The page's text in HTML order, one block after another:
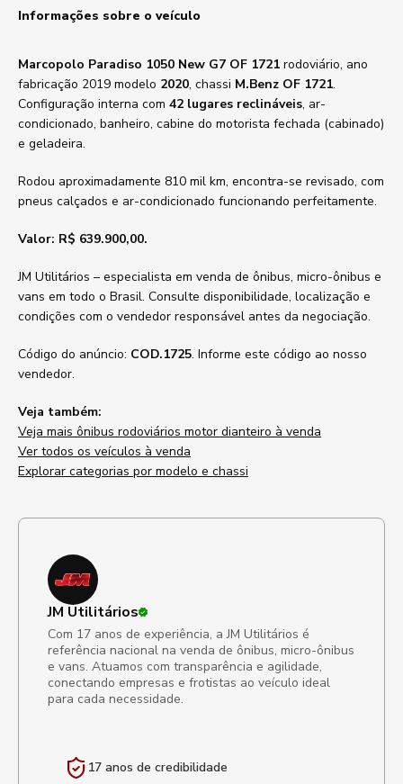
Informações sobre o veículo
Marcopolo Paradiso 1050 New G7 OF 1721 rodoviário, ano
fabricação 2019 modelo 2020, chassi M.Benz OF 1721.
Configuração interna com 42 lugares reclináveis, ar-
condicionado, banheiro, cabine do motorista fechada (cabinado)
e geladeira.
Rodou aproximadamente 810 mil km, encontra-se revisado, com
pneus calçados e ar-condicionado funcionando perfeitamente.
Valor: R$ 639.900,00.
JM Utilitários – especialista em venda de ônibus, micro-ônibus e
vans em todo o Brasil. Consulte disponibilidade, localização e
condições com o vendedor responsável antes da negociação.
Código do anúncio: COD.1725. Informe este código ao nosso
vendedor.
Veja também:
Veja mais ônibus rodoviários motor dianteiro à venda
Ver todos os veículos à venda
Explorar categorias por modelo e chassi
JM Utilitários
Com 17 anos de experiência, a JM Utilitários é
referência nacional na venda de ônibus, micro-ônibus
e vans. Atuamos com transparência e agilidade,
conectando empresas e frotistas ao veículo ideal
para cada necessidade.
17 anos de credibilidade